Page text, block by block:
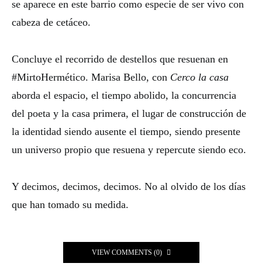
se aparece en este barrio como especie de ser vivo con
cabeza de cetáceo.
Concluye el recorrido de destellos que resuenan en
#MirtoHermético. Marisa Bello, con Cerco la casa
aborda el espacio, el tiempo abolido, la concurrencia
del poeta y la casa primera, el lugar de construcción de
la identidad siendo ausente el tiempo, siendo presente
un universo propio que resuena y repercute siendo eco.
Y decimos, decimos, decimos. No al olvido de los días
que han tomado su medida.
VIEW COMMENTS (0)